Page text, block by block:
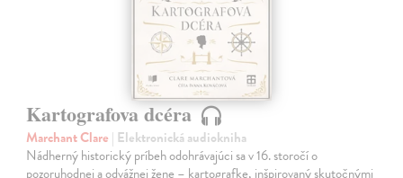
Kartografova dcéra
Marchant Clare | Elektronická audiokniha
Nádherný historický príbeh odohrávajúci sa v 16. storočí o
pozoruhodnej a odvážnej žene – kartografke, inšpirovaný skutočnými